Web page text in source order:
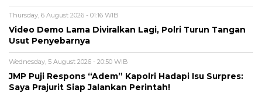
Thursday, 6 August 2026 - 01:16 WIB
Video Demo Lama Diviralkan Lagi, Polri Turun Tangan
Usut Penyebarnya
Wednesday, 5 August 2026 - 20:50 WIB
JMP Puji Respons “Adem” Kapolri Hadapi Isu Surpres:
Saya Prajurit Siap Jalankan Perintah!